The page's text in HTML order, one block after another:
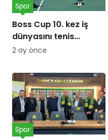
Boss Cup 10. kez iş
dünyasını tenis
kortunda
Spor
2 ay önce
Spor